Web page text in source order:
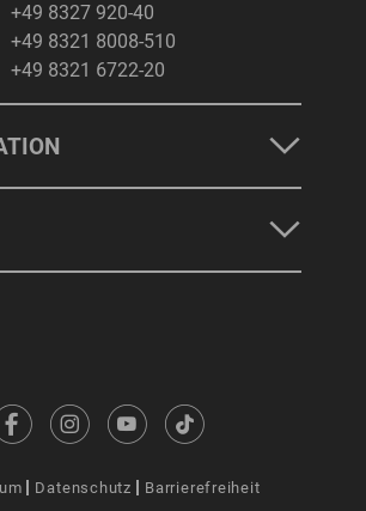
+49 8327 920-40
+49 8321 8008-510
+49 8321 6722-20
Datenschutz Barrierefreiheit